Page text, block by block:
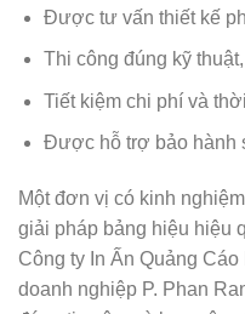
Được tư vấn thiết kế
Thi công đúng kỹ
Tiết kiệm chi phí và
Được hỗ trợ bảo hành
Một đơn vị có kinh
giải pháp bảng hiệu hiệu
Công ty In Ấn Quảng
doanh nghiệp P. Phan